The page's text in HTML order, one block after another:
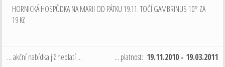
HORNICKÁ HOSPŮDKA NA MARII OD PÁTKU 19.11. TOČÍ GAMBRINUS 10° ZA
19 Kč
... akční nabídka již neplatí ... ... platnost: 19.11.2010 - 19.03.2011